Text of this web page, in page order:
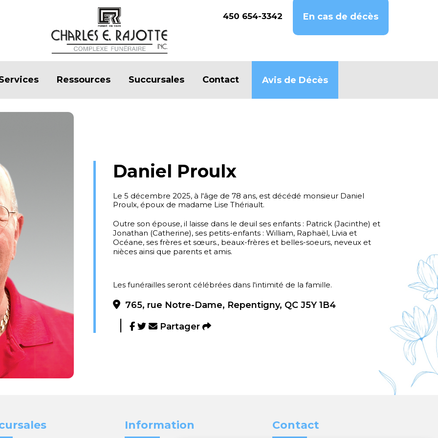
450 654-3342 En cas de décès
Ressources Succursales Contact Avis de Décès
Daniel Proulx
Le 5 décembre 2025, à l'âge de 78 ans, est décédé monsieur Daniel
Proulx, époux de madame Lise Thériault.
Outre son épouse, il laisse dans le deuil ses enfants : Patrick (Jacinthe) et
Jonathan (Catherine), ses petits-enfants : William, Raphaël, Livia et
Océane, ses frères et sœurs., beaux-frères et belles-soeurs, neveux et
nièces ainsi que parents et amis.
Les funérailles seront célébrées dans l'intimité de la famille.
765, rue Notre-Dame, Repentigny, QC J5Y 1B4
Partager
Information Contact